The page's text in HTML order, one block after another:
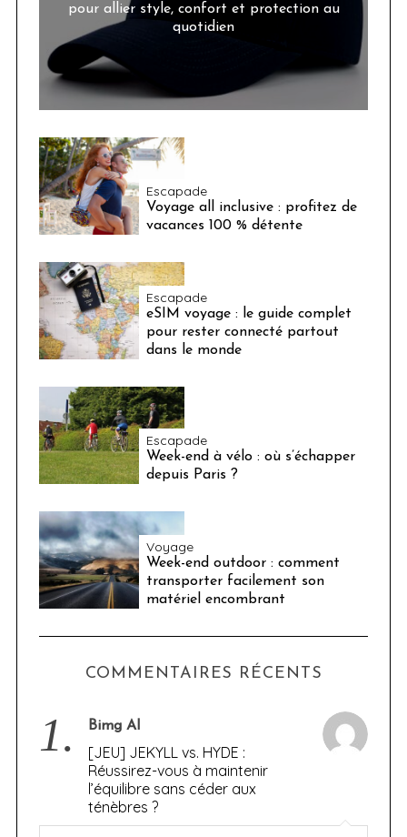
pour allier style, confort et protection au
quotidien
Escapade
Voyage all inclusive : profitez de
vacances 100 % détente
Escapade
eSIM voyage : le guide complet
pour rester connecté partout
dans le monde
Escapade
Week-end à vélo : où s’échapper
depuis Paris ?
Voyage
Week-end outdoor : comment
transporter facilement son
matériel encombrant
COMMENTAIRES RÉCENTS
1. Bimg AI
[JEU] JEKYLL vs. HYDE :
Réussirez-vous à maintenir
l’équilibre sans céder aux
ténèbres ?